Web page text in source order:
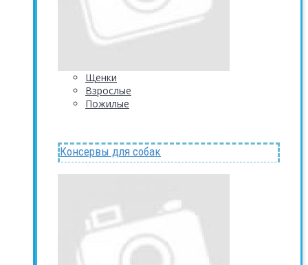
Щенки
Взрослые
Пожилые
Консервы для собак